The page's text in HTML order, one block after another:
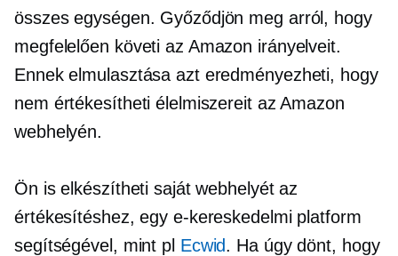
összes egységen. Győződjön meg arról, hogy
megfelelően követi az Amazon irányelveit.
Ennek elmulasztása azt eredményezheti, hogy
nem értékesítheti élelmiszereit az Amazon
webhelyén.
Ön is elkészítheti saját webhelyét az
értékesítéshez, egy e-kereskedelmi platform
segítségével, mint pl Ecwid. Ha úgy dönt, hogy